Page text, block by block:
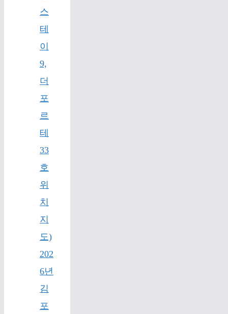
스
테
이
9,
더
포
르
테
33
호
위
치
지
도)
202
6년
김
포